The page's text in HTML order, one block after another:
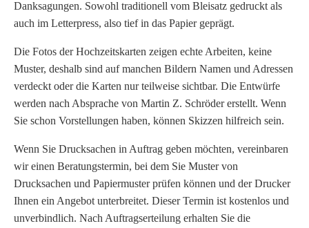
Danksagungen. Sowohl traditionell vom Bleisatz gedruckt als
auch im Letterpress, also tief in das Papier geprägt.
Die Fotos der Hochzeitskarten zeigen echte Arbeiten, keine
Muster, deshalb sind auf manchen Bildern Namen und Adressen
verdeckt oder die Karten nur teilweise sichtbar. Die Entwürfe
werden nach Absprache von Martin Z. Schröder erstellt. Wenn
Sie schon Vorstellungen haben, können Skizzen hilfreich sein.
Wenn Sie Drucksachen in Auftrag geben möchten, vereinbaren
wir einen Beratungstermin, bei dem Sie Muster von
Drucksachen und Papiermuster prüfen können und der Drucker
Ihnen ein Angebot unterbreitet. Dieser Termin ist kostenlos und
unverbindlich. Nach Auftragserteilung erhalten Sie die